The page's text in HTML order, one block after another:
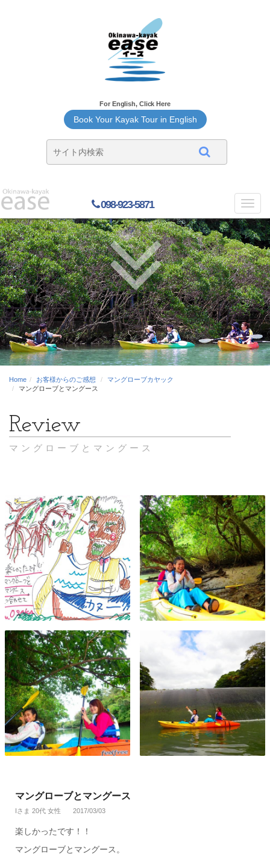
For English, Click Here
Book Your Kayak Tour in English
098-923-5871
Home お客様からのご感想
マングローブカヤック
マングローブとマングース
マングローブとマングース
マングローブとマングース
Iさま 20代 女性 2017/03/03
楽しかったです！！
マングローブとマングース。